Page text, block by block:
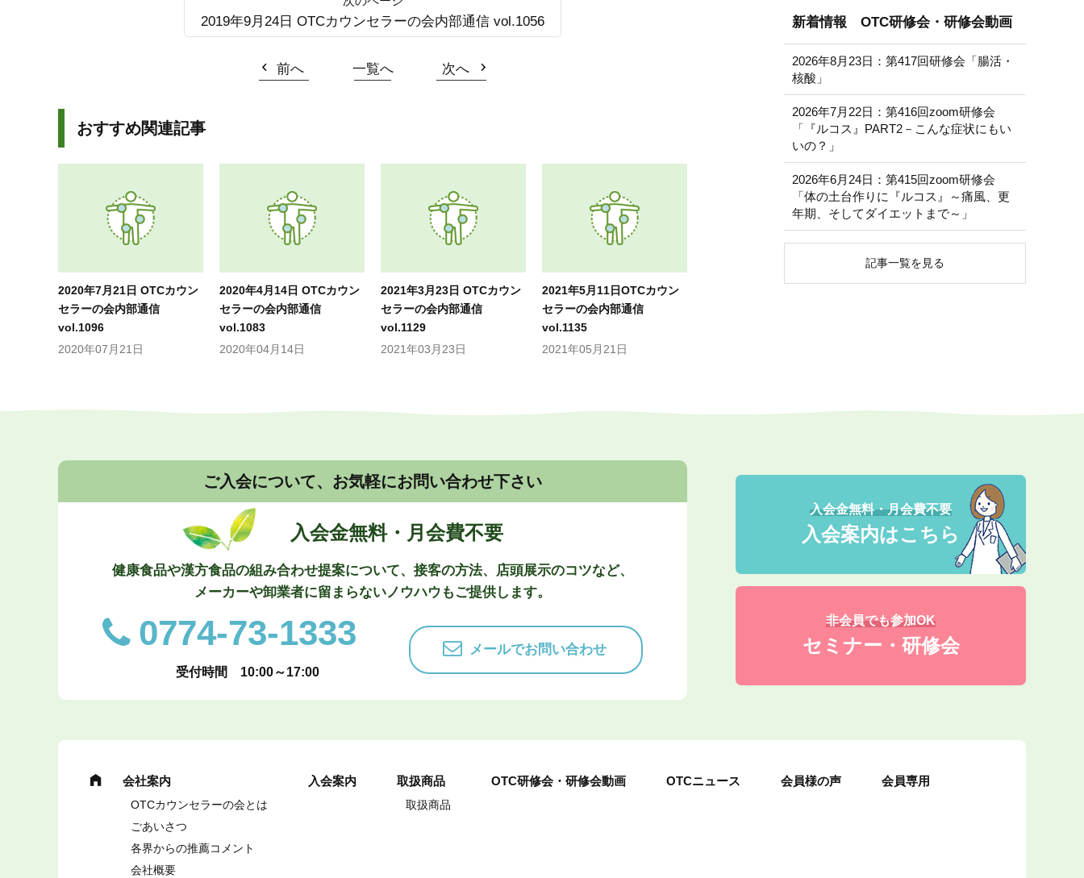
2019年9月24日 OTCカウンセラーの会内部通信 vol.1056
前へ 一覧へ 次へ
おすすめ関連記事
2020年7月21日 OTCカウン
セラーの会内部通信
vol.1096
2020年07月21日
2020年4月14日 OTCカウン
セラーの会内部通信
vol.1083
2020年04月14日
2021年3月23日 OTCカウン
セラーの会内部通信
vol.1129
2021年03月23日
2021年5月11日OTCカウン
セラーの会内部通信
vol.1135
2021年05月21日
新着情報 OTC研修会・研修会動画
2026年8月23日：第417回研修会「腸活・
核酸」
2026年7月22日：第416回zoom研修会
「『ルコス』PART2－こんな症状にもい
いの？」
2026年6月24日：第415回zoom研修会
「体の土台作りに『ルコス』～痛風、更
年期、そしてダイエットまで～」
記事一覧を見る
ご入会について、お気軽にお問い合わせ下さい
入会金無料・月会費不要
健康食品や漢方食品の組み合わせ提案について、接客の方法、店頭展示のコツなど、
メーカーや卸業者に留まらないノウハウもご提供します。
0774-73-1333
受付時間 10:00～17:00
メールでお問い合わせ
入会金無料・月会費不要
入会案内はこちら
非会員でも参加OK
セミナー・研修会
会社案内
OTCカウンセラーの会とは
ごあいさつ
各界からの推薦コメント
会社概要
入会案内 取扱商品
取扱商品
OTC研修会・研修会動画 OTCニュース 会員様の声 会員専用